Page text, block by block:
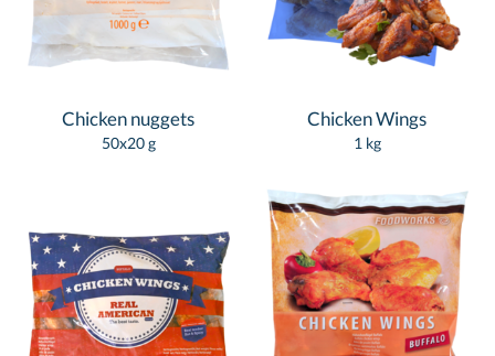
Chicken nuggets
50x20 g
Chicken Wings
1 kg